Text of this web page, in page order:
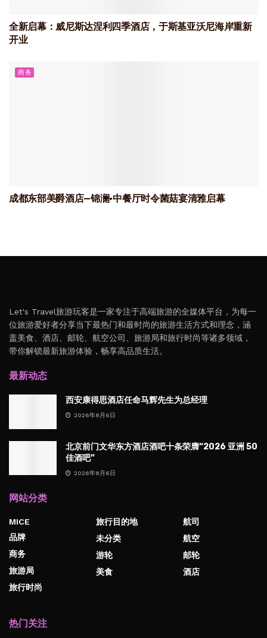
全新启幕：威尼斯达涅利四季酒店，于斯基亚沃尼海岸重新
开业
商务
成都东部美爵酒店—锦澜·中餐厅时令菌菇宴清雅启幕
Let's Travel旅游玩客是一家专注于高端旅游的全媒体平台，为每一
位旅游爱好者分享当下最热门和最时尚的旅游生活方式和理念，涵
带你解锁最新旅游体验，畅享高品质生活。
最新动态
西安康得思酒店任命马辉先生为总经理
北京前门文华东方酒店酒吧十条荣膺“2026 亚洲 50
佳酒吧”
网站分类
MICE
品牌
商务
旅游局
旅行目的地
未分类
游轮
航司
航空
邮轮